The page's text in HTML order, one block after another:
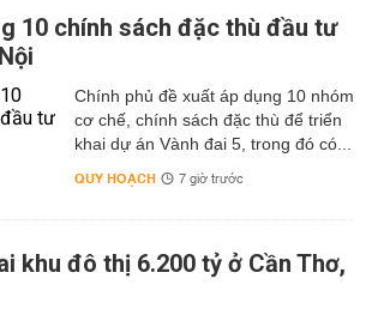
10 chính sách đặc thù đầu tư
Chính phủ đề xuất áp dụng 10 nhóm
cơ chế, chính sách đặc thù để triển
khai dự án Vành đai 5, trong đó có...
QUY HOẠCH 7 giờ trước
khu đô thị 6.200 tỷ ở Cần Thơ,